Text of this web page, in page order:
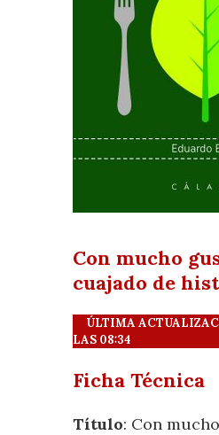
Con mucho
cuajado de
ÚLTIMA
LAS 08:34
Ficha Técnica
Título: Con